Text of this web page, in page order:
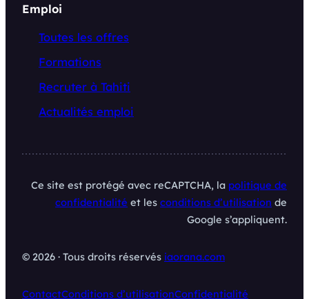
Emploi
Toutes les offres
Formations
Recruter à Tahiti
Actualités emploi
Ce site est protégé avec reCAPTCHA, la politique de
confidentialité et les conditions d’utilisation de
Google s’appliquent.
© 2026 · Tous droits réservés iaorana.com
ContactConditions d’utilisationConfidentialité